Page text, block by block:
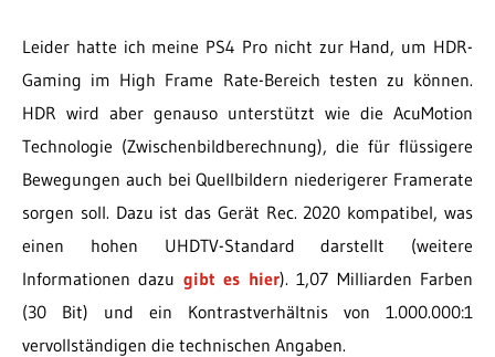
Leider hatte ich meine PS4 Pro nicht zur Hand, um HDR-
Gaming im High Frame Rate-Bereich testen zu können.
HDR wird aber genauso unterstützt wie die AcuMotion
Technologie (Zwischenbildberechnung), die für flüssigere
Bewegungen auch bei Quellbildern niederigerer Framerate
sorgen soll. Dazu ist das Gerät Rec. 2020 kompatibel, was
einen hohen UHDTV-Standard darstellt (weitere
Informationen dazu gibt es hier). 1,07 Milliarden Farben
(30 Bit) und ein Kontrastverhältnis von 1.000.000:1
vervollständigen die technischen Angaben.